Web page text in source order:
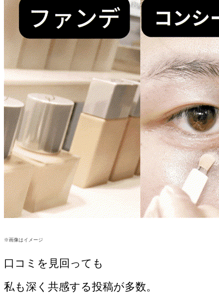
※画像はイメージ
口コミを見回っても
私も深く共感する投稿が多数。